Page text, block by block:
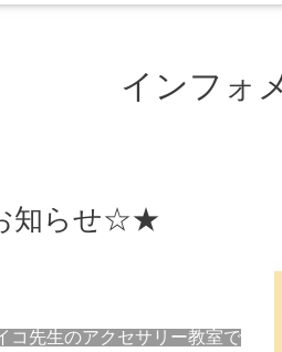
インフォ
知らせ☆★
コ先生のアクセサリー教室で